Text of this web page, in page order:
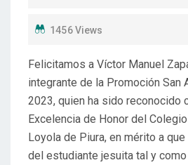
1456 Views
Felicitamos a Víctor Manuel
integrante de la Promoción San
2023, quien ha sido reconocido
Excelencia de Honor del
Loyola de Piura, en mérito a
del estudiante jesuita tal y